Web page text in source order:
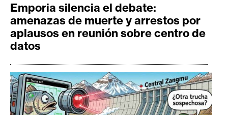
Emporia silencia el debate:
amenazas de muerte y arrestos por
aplausos en reunión sobre centro de
datos